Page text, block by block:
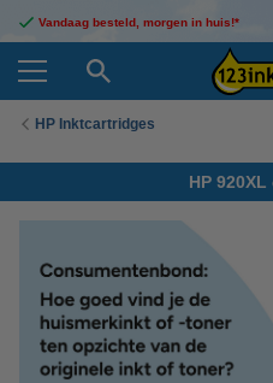
Vandaag besteld, morgen in huis!*
HP Inktcartridges
HP